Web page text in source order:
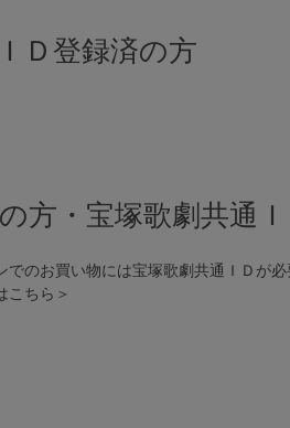
Ｄ登録済の方
方・宝塚歌劇共通
のお買い物には宝塚歌劇共通ＩＤが必
こちら＞